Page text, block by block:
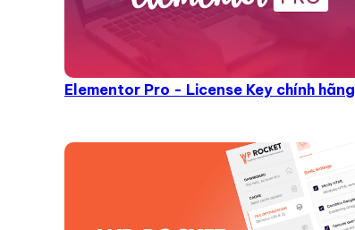
Elementor Pro - License Key chính hãng